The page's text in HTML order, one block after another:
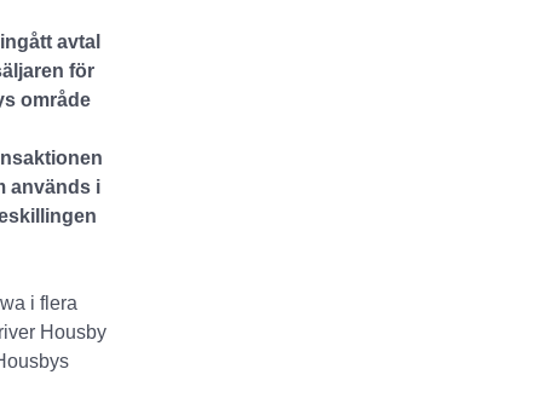
avtal
för
område
används i
i flera
Housby